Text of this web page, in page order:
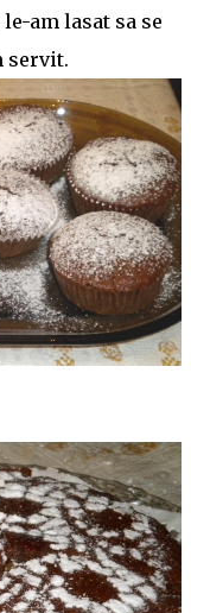
am lasat sa se
servit.